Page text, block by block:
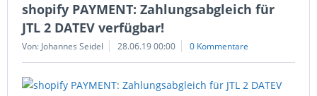
shopify PAYMENT: Zahlungsabgleich für
JTL 2 DATEV verfügbar!
Von: Johannes Seidel 28.06.19 00:00 0 Kommentare